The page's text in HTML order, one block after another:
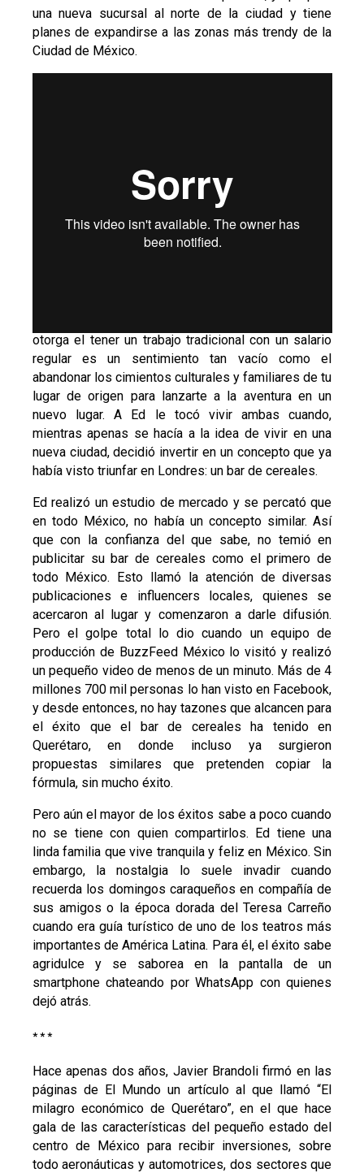
una nueva sucursal al norte de la ciudad y tiene
planes de expandirse a las zonas más trendy de la
Ciudad de México.
otorga el tener un trabajo tradicional con un salario
regular es un sentimiento tan vacío como el
abandonar los cimientos culturales y familiares de tu
lugar de origen para lanzarte a la aventura en un
nuevo lugar. A Ed le tocó vivir ambas cuando,
mientras apenas se hacía a la idea de vivir en una
nueva ciudad, decidió invertir en un concepto que ya
había visto triunfar en Londres: un bar de cereales.
Ed realizó un estudio de mercado y se percató que
en todo México, no había un concepto similar. Así
que con la confianza del que sabe, no temió en
publicitar su bar de cereales como el primero de
todo México. Esto llamó la atención de diversas
publicaciones e influencers locales, quienes se
acercaron al lugar y comenzaron a darle difusión.
Pero el golpe total lo dio cuando un equipo de
producción de BuzzFeed México lo visitó y realizó
un pequeño video de menos de un minuto. Más de 4
millones 700 mil personas lo han visto en Facebook,
y desde entonces, no hay tazones que alcancen para
el éxito que el bar de cereales ha tenido en
Querétaro, en donde incluso ya surgieron
propuestas similares que pretenden copiar la
fórmula, sin mucho éxito.
Pero aún el mayor de los éxitos sabe a poco cuando
no se tiene con quien compartirlos. Ed tiene una
linda familia que vive tranquila y feliz en México. Sin
embargo, la nostalgia lo suele invadir cuando
recuerda los domingos caraqueños en compañía de
sus amigos o la época dorada del Teresa Carreño
cuando era guía turístico de uno de los teatros más
importantes de América Latina. Para él, el éxito sabe
agridulce y se saborea en la pantalla de un
smartphone chateando por WhatsApp con quienes
dejó atrás.
* * *
Hace apenas dos años, Javier Brandoli firmó en las
páginas de El Mundo un artículo al que llamó “El
milagro económico de Querétaro”, en el que hace
gala de las características del pequeño estado del
centro de México para recibir inversiones, sobre
todo aeronáuticas y automotrices, dos sectores que